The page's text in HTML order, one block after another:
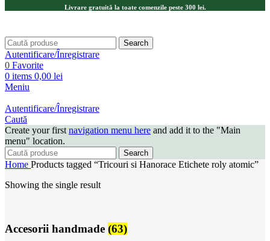
Livrare gratuită la toate comenzile peste 300 lei.
Search
Autentificare/Înregistrare
0 Favorite
0 items 0,00 lei
Meniu
Autentificare/Înregistrare
Caută
Create your first navigation menu here and add it to the "Main
menu" location.
Search
Home Products tagged “Tricouri si Hanorace Etichete roly atomic”
Showing the single result
Accesorii handmade (63)